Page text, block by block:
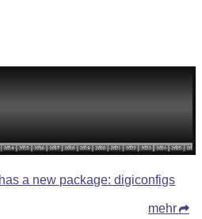
a new package: digiconfigs
mehr